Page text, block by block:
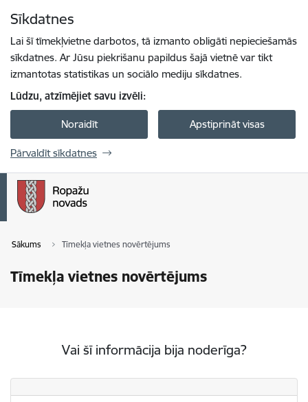
Sīkdatnes
Lai šī tīmekļvietne darbotos, tā izmanto obligāti nepieciešamās
sīkdatnes. Ar Jūsu piekrišanu papildus šajā vietnē var tikt
izmantotas statistikas un sociālo mediju sīkdatnes.
Lūdzu, atzīmējiet savu izvēli:
Noraidīt Apstiprināt visas
Pārvaldīt sīkdatnes
Sākums Tīmekļa vietnes novērtējums
Tīmekļa vietnes novērtējums
Vai šī informācija bija noderīga?
Vai šī informācija bija noderīga?